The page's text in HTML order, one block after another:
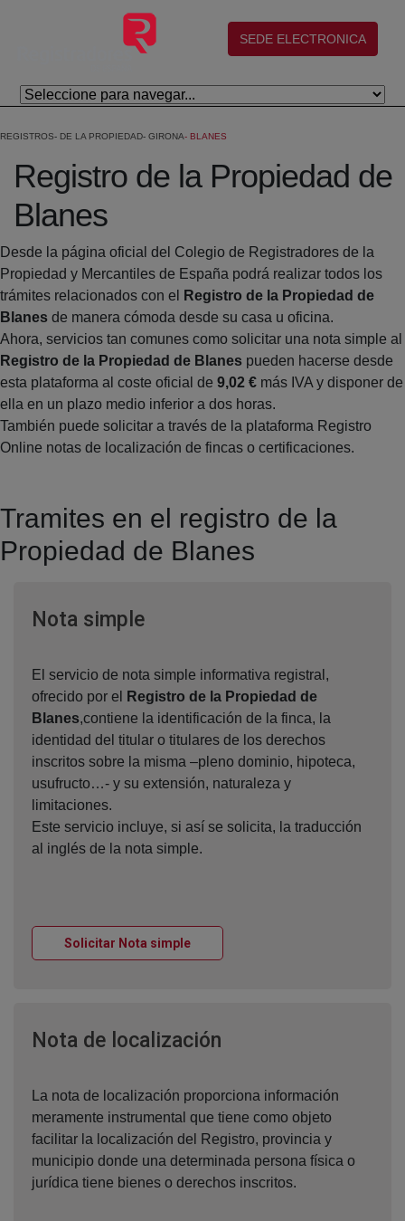
Saltar al contenido principal
(abre en nueva ventana)
SEDE ELECTRONICA
REGISTROS DE LA PROPIEDAD GIRONA BLANES
Registro de la Propiedad de
Blanes
Desde la página oficial del Colegio de Registradores de la
Propiedad y Mercantiles de España podrá realizar todos los
trámites relacionados con el
Registro de la Propiedad de
Blanes de manera cómoda desde su casa u oficina.
Ahora, servicios tan comunes como solicitar una nota simple al
Registro de la Propiedad de Blanes pueden hacerse desde
esta plataforma al coste oficial de 9,02 € más IVA y disponer de
ella en un plazo medio inferior a dos horas.
También puede solicitar a través de la plataforma Registro
Online notas de localización de fincas o certificaciones.
Tramites en el registro de la
Propiedad de Blanes
Nota simpleVentana nueva
El servicio de nota simple informativa registral,
ofrecido por el
Registro de la Propiedad de
Blanes,contiene la identificación de la finca, la
identidad del titular o titulares de los derechos
inscritos sobre la misma –pleno dominio, hipoteca,
usufructo…- y su extensión, naturaleza y
limitaciones.
Este servicio incluye, si así se solicita, la traducción
al inglés de la nota simple.
Solicitar Nota simpleVentana nueva
Nota de localización
La nota de localización proporciona información
meramente instrumental que tiene como objeto
facilitar la localización del Registro, provincia y
municipio donde una determinada persona física o
jurídica tiene bienes o derechos inscritos.